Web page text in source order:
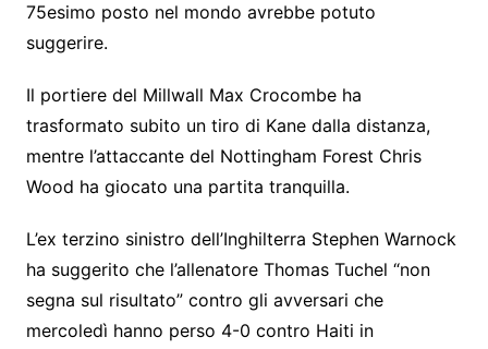
75esimo posto nel mondo avrebbe potuto
suggerire.
Il portiere del Millwall Max Crocombe ha
trasformato subito un tiro di Kane dalla distanza,
mentre l’attaccante del Nottingham Forest Chris
Wood ha giocato una partita tranquilla.
L’ex terzino sinistro dell’Inghilterra Stephen Warnock
ha suggerito che l’allenatore Thomas Tuchel “non
segna sul risultato” contro gli avversari che
mercoledì hanno perso 4-0 contro Haiti in